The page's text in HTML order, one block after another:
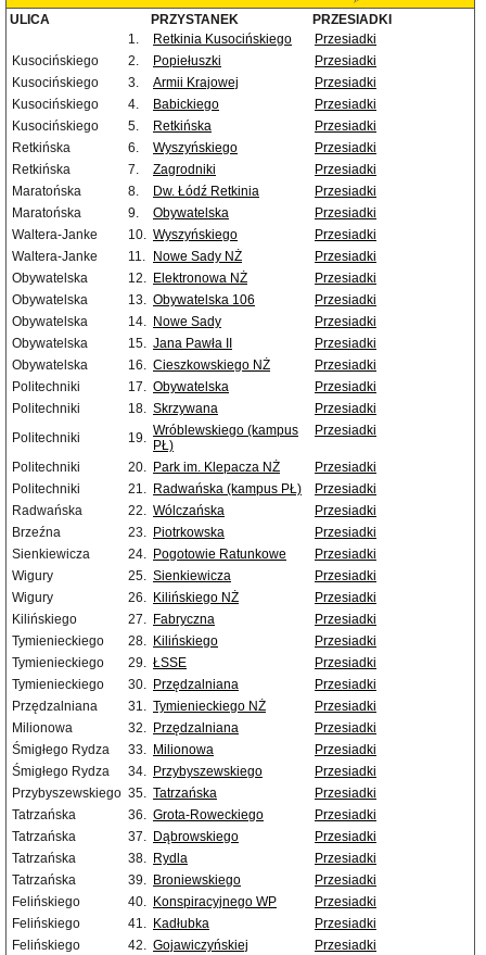
ULICA PRZYSTANEK
PRZESIADKI
1.
Retkinia Kusocińskiego
Przesiadki
Kusocińskiego
2. Popiełuszki
Przesiadki
Kusocińskiego
3. Armii Krajowej
Przesiadki
Kusocińskiego
4. Babickiego
Przesiadki
Kusocińskiego
5. Retkińska
Przesiadki
Retkińska
6. Wyszyńskiego
Przesiadki
Retkińska
7. Zagrodniki
Przesiadki
Maratońska
8. Dw. Łódź Retkinia
Przesiadki
Maratońska
9. Obywatelska
Przesiadki
Waltera-Janke
10. Wyszyńskiego
Przesiadki
Waltera-Janke
11. Nowe Sady NŻ
Przesiadki
Obywatelska
12. Elektronowa NŻ
Przesiadki
Obywatelska
13. Obywatelska 106
Przesiadki
Obywatelska
14. Nowe Sady
Przesiadki
Obywatelska
15. Jana Pawła II
Przesiadki
Obywatelska
16. Cieszkowskiego NŻ
Przesiadki
Politechniki
17. Obywatelska
Przesiadki
Politechniki
18. Skrzywana
Przesiadki
Politechniki
19. Wróblewskiego (kampus
PŁ)
Przesiadki
Politechniki 20. Park im. Klepacza NŻ
Przesiadki
Politechniki
21. Radwańska (kampus PŁ)
Przesiadki
Radwańska
22. Wólczańska
Przesiadki
Brzeźna
23. Piotrkowska
Przesiadki
Sienkiewicza
24. Pogotowie Ratunkowe
Przesiadki
Wigury
25. Sienkiewicza
Przesiadki
Wigury
26. Kilińskiego NŻ
Przesiadki
Kilińskiego
27. Fabryczna
Przesiadki
Tymienieckiego
28. Kilińskiego
Przesiadki
Tymienieckiego
29. ŁSSE
Przesiadki
Tymienieckiego
30. Przędzalniana
Przesiadki
Przędzalniana
31. Tymienieckiego NŻ
Przesiadki
Milionowa
32. Przędzalniana
Przesiadki
Śmigłego Rydza
33. Milionowa
Przesiadki
Śmigłego Rydza
34. Przybyszewskiego
Przesiadki
Przybyszewskiego 35. Tatrzańska
Przesiadki
Tatrzańska
36. Grota-Roweckiego
Przesiadki
Tatrzańska
37. Dąbrowskiego
Przesiadki
Tatrzańska
38. Rydla
Przesiadki
Tatrzańska
39. Broniewskiego
Przesiadki
Felińskiego
40. Konspiracyjnego WP
Przesiadki
Felińskiego
41. Kadłubka
Przesiadki
Felińskiego
42. Gojawiczyńskiej
Przesiadki